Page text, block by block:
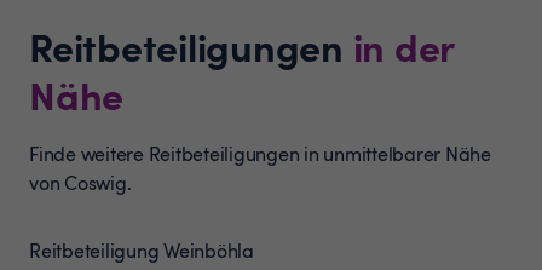
Reitbeteiligungen in der
Nähe
Finde weitere Reitbeteiligungen in unmittelbarer Nähe
von Coswig.
ReitbeteiligungWeinböhla